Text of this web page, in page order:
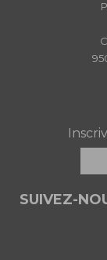
SUIVEZ-